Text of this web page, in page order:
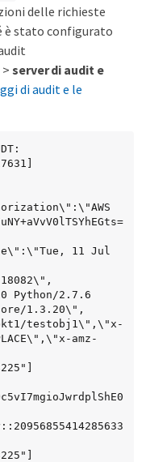
delle richieste
è stato configurato
> server di audit e
di audit e le
11 Jul
Python/2.7.6
1.3.20\",
testobj1\",\"x-
amz-